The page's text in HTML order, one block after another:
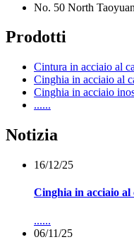
No. 50 North
Prodotti
Cintura in acciaio al
Cinghia in acciaio al
Cinghia in acciaio
......
Notizia
16/12/25
Cinghia in acciaio
......
06/11/25